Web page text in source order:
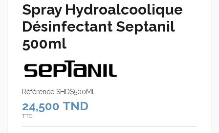
Spray Hydroalcoolique
Désinfectant Septanil
500ml
Référence SHDS500ML
24,500 TND
TTC